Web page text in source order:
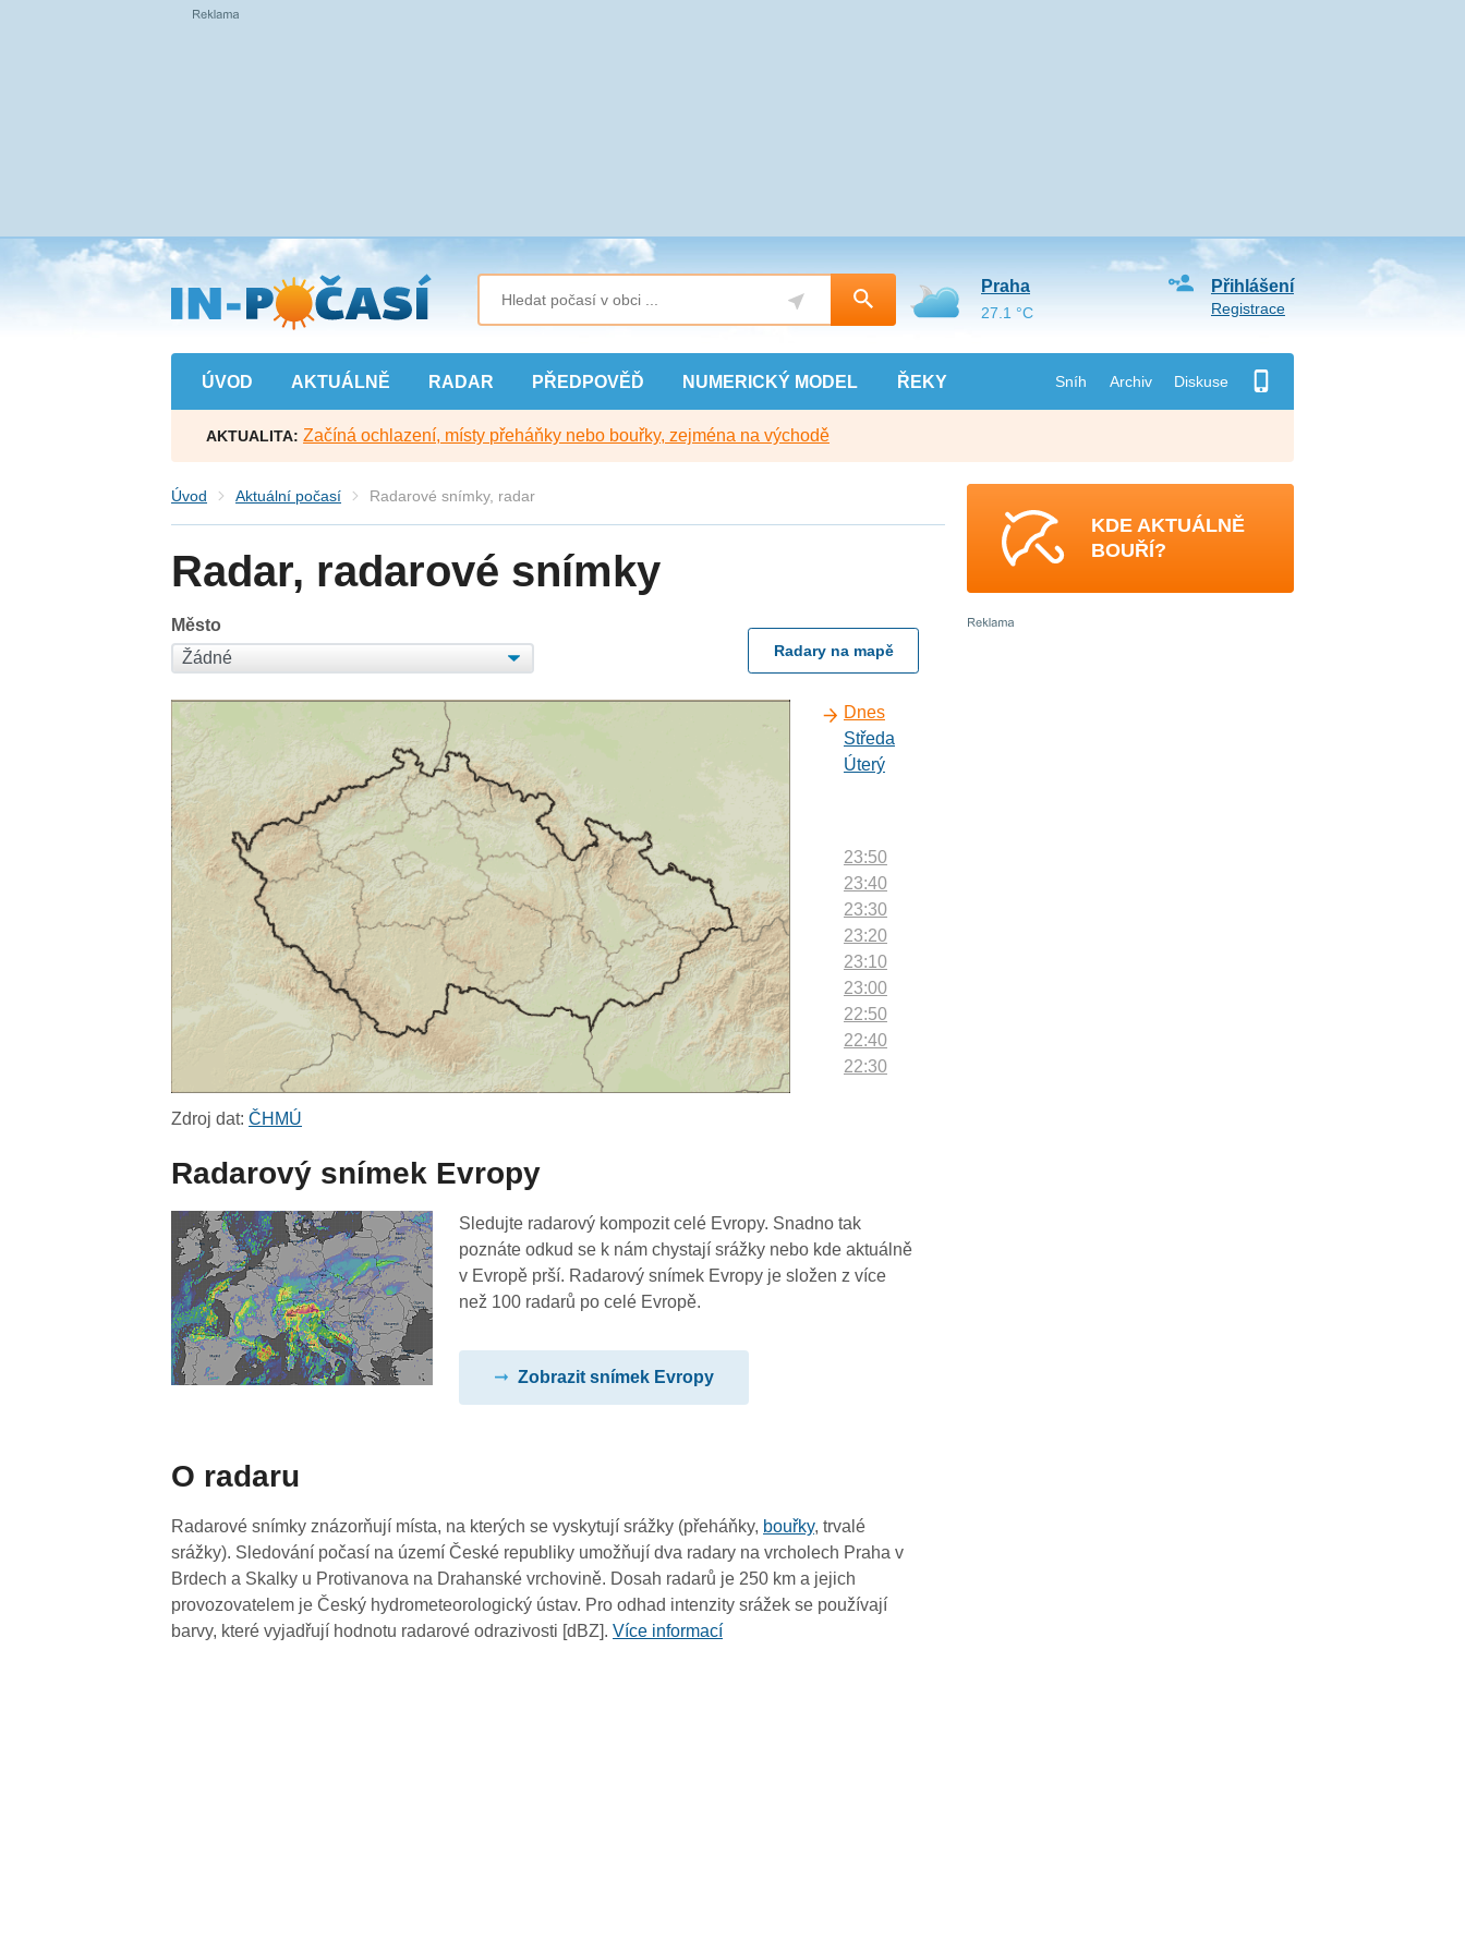
Přejít
na
hlavní
obsah
ÚVOD AKTUÁLNĚ RADAR PŘEDPOVĚĎ NUMERICKÝ MODEL ŘEKY Sníh Archiv Diskuse
Přihlášení
Registrace
Praha
27.1 °C
AKTUALITA: Začíná ochlazení, místy přeháňky nebo bouřky, zejména na východě
Úvod Aktuální počasí Radarové snímky, radar
Radar, radarové snímky
Město
Radary na mapě
Dnes
Středa
Úterý
23:50
23:40
23:30
23:20
23:10
23:00
22:50
22:40
22:30
21:30
21:20
21:10
19:30
19:20
19:10
19:00
Zdroj dat:ČHMÚ
Radarový snímek Evropy
Sledujte radarový kompozit celé Evropy. Snadno tak
poznáte odkud se k nám chystají srážky nebo kde aktuálně
v Evropě prší. Radarový snímek Evropy je složen z více
než 100 radarů po celé Evropě.
Zobrazit snímek Evropy
O radaru
Radarové snímky znázorňují místa, na kterých se vyskytují srážky (přeháňky, bouřky, trvalé
srážky). Sledování počasí na území České republiky umožňují dva radary na vrcholech Praha v
Brdech a Skalky u Protivanova na Drahanské vrchovině. Dosah radarů je 250 km a jejich
provozovatelem je Český hydrometeorologický ústav. Pro odhad intenzity srážek se používají
barvy, které vyjadřují hodnotu radarové odrazivosti [dBZ].Více informací
KDE AKTUÁLNĚ
BOUŘÍ?